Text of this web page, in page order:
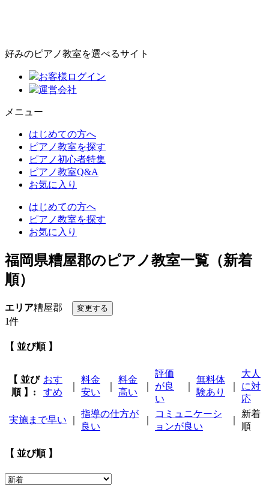
好みのピアノ教室を選べるサイト
お客様ログイン
運営会社
メニュー
はじめての方へ
ピアノ教室を探す
ピアノ初心者特集
ピアノ教室Q&A
お気に入り
はじめての方へ
ピアノ教室を探す
お気に入り
福岡県糟屋郡のピアノ教室一覧（新着
順）
エリア糟屋郡
1件
【 並び順 】
【 並び
順 】:
おす
すめ
料金
安い
料金
高い
評価
が良
い
無料体
験あり
大人
に対
応
実施まで早い
指導の仕方が
良い
コミュニケーシ
ョンが良い
新着
順
【 並び順 】